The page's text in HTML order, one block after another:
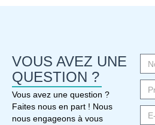
VOUS AVEZ UNE
QUESTION ?
Vous avez une question ?
Faites nous en part ! Nous
nous engageons à vous